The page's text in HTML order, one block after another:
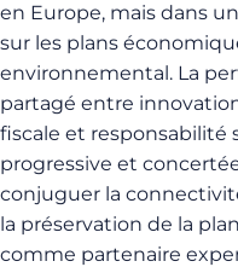
en Europe, mais dans
sur les plans
environnemental. La
partagé entre
fiscale et responsabilité
progressive et
conjuguer la
la préservation de la
comme partenaire